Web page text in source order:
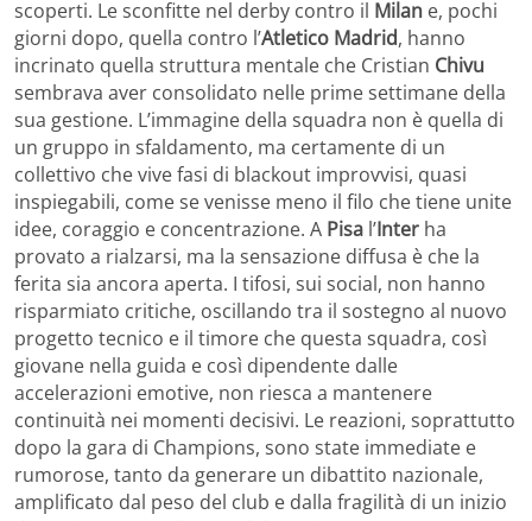
scoperti. Le sconfitte nel derby contro il Milan e, pochi
giorni dopo, quella contro l’Atletico Madrid, hanno
incrinato quella struttura mentale che Cristian Chivu
sembrava aver consolidato nelle prime settimane della
sua gestione. L’immagine della squadra non è quella di
un gruppo in sfaldamento, ma certamente di un
collettivo che vive fasi di blackout improvvisi, quasi
inspiegabili, come se venisse meno il filo che tiene unite
idee, coraggio e concentrazione. A Pisa l’Inter ha
provato a rialzarsi, ma la sensazione diffusa è che la
ferita sia ancora aperta. I tifosi, sui social, non hanno
risparmiato critiche, oscillando tra il sostegno al nuovo
progetto tecnico e il timore che questa squadra, così
giovane nella guida e così dipendente dalle
accelerazioni emotive, non riesca a mantenere
continuità nei momenti decisivi. Le reazioni, soprattutto
dopo la gara di Champions, sono state immediate e
rumorose, tanto da generare un dibattito nazionale,
amplificato dal peso del club e dalla fragilità di un inizio